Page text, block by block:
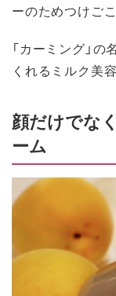
ーのためつけご
「カーミング」
くれるミルク美
顔だけでな
ーム